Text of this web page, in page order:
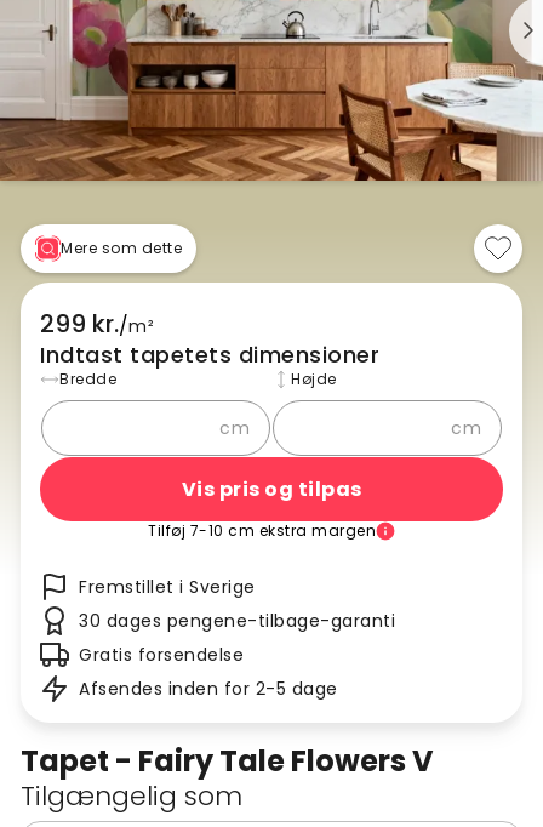
Tapet - Fairy Tale Flowers V
Tilgængelig som
Mere som dette
299 kr./m²
Indtast tapetets dimensioner
Bredde
cm
Højde
cm
Vis pris og tilpas
Tilføj 7-10 cm ekstra margen
Fremstillet i Sverige
30 dages pengene-tilbage-garanti
Gratis forsendelse
Afsendes inden for 2-5 dage